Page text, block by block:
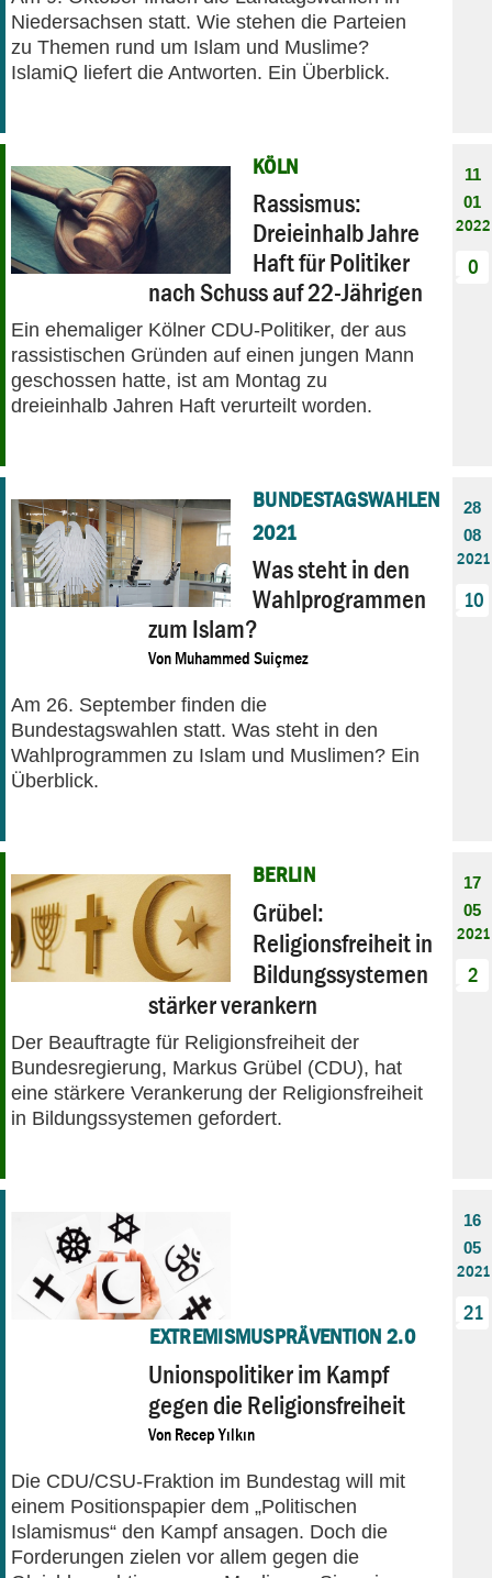
Niedersachsen statt. Wie stehen die Parteien
zu Themen rund um Islam und Muslime?
IslamiQ liefert die Antworten. Ein Überblick.
KÖLN
Rassismus:
Dreieinhalb Jahre
Haft für Politiker
nach Schuss auf 22-Jährigen
Ein ehemaliger Kölner CDU-Politiker, der aus
rassistischen Gründen auf einen jungen Mann
geschossen hatte, ist am Montag zu
dreieinhalb Jahren Haft verurteilt worden.
11
01
2022
0
BUNDESTAGSWAHLEN
2021
Was steht in den
Wahlprogrammen
zum Islam?
Von Muhammed Suiçmez
Am 26. September finden die
Bundestagswahlen statt. Was steht in den
Wahlprogrammen zu Islam und Muslimen? Ein
Überblick.
28
08
2021
10
BERLIN
Grübel:
Religionsfreiheit in
Bildungssystemen
stärker verankern
Der Beauftragte für Religionsfreiheit der
Bundesregierung, Markus Grübel (CDU), hat
eine stärkere Verankerung der Religionsfreiheit
in Bildungssystemen gefordert.
17
05
2021
2
EXTREMISMUSPRÄVENTION 2.0
Unionspolitiker im Kampf
gegen die Religionsfreiheit
Von Recep Yılkın
Die CDU/CSU-Fraktion im Bundestag will mit
einem Positionspapier dem „Politischen
Islamismus“ den Kampf ansagen. Doch die
Forderungen zielen vor allem gegen die
16
05
2021
21